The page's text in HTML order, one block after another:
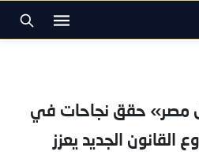
مصر» حقق نجاحات في
القانون الجديد يعزز